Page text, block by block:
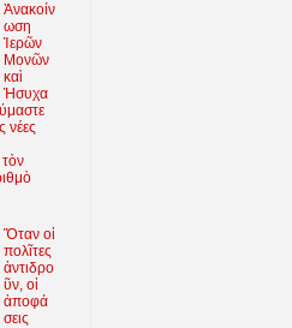
Ἀνακοίν
ωση
Ἱερῶν
Μονῶν
καὶ
Ἡσυχα
νέες
τὸν
Ὅταν οἱ
πολῖτες
ἀντιδρο
ῦν, οἱ
ἀποφά
σεις